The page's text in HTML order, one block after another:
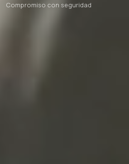
Compromiso con seguridad